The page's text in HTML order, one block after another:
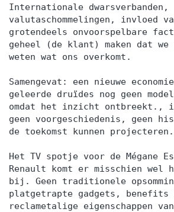
Internationale dwarsverbanden,
valutaschommelingen, invloed
grotendeels onvoorspelbare
geheel (de klant) maken dat we
weten wat ons overkomt.
Samengevat: een nieuwe
geleerde druïdes nog geen
omdat het inzicht ontbreekt.,
geen voorgeschiedenis, geen
de toekomst kunnen projecteren.
Het TV spotje voor de Mégane
Renault komt er misschien wel
bij. Geen traditionele
platgetrapte gadgets, benefits
reclametalige eigenschappen